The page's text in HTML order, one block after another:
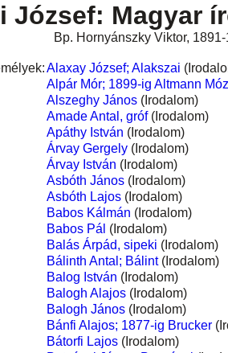
József: Magyar
Bp. Hornyánszky Vik­tor,
Alaxay József; Alakszai
Alpár Mór; 1899-ig Altmann
Alszeghy János (Irodalom)
Amade Antal, gróf(Irodalom)
Apáthy István (Irodalom)
Árvay Gergely (Irodalom)
Árvay István (Irodalom)
Asbóth János (Irodalom)
Asbóth Lajos (Irodalom)
Babos Kálmán (Irodalom)
Babos Pál (Irodalom)
Balás Árpád, sipeki (Irodalom)
Bálinth Antal; Bálint(Irodalom)
Balog István (Irodalom)
Balogh Alajos (Irodalom)
Balogh János (Irodalom)
Bánfi Alajos; 1877-ig Brucker
Bátorfi Lajos (Irodalom)